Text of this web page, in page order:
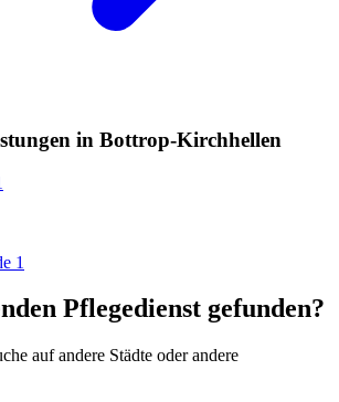
in Bottrop-Kirchhellen
1
Pflegedienst gefunden?
auf andere Städte oder andere